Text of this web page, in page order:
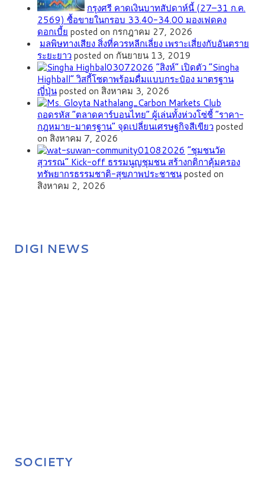
กรุงศรี คาดเงินบาทสัปดาห์นี้ (27–31 ก.ค.
2569) ซื้อขายในกรอบ 33.40-34.00 มองเฟดคง
ดอกเบี้ย posted on กรกฎาคม 27, 2026
มลพิษทางเสียง สิ่งที่ควรหลีกเลี่ยง เพราะเสี่ยงกับอันตราย
ระยะยาวposted on กันยายน 13, 2019
“สิงห์” เปิดตัว “Singha
Highball” วิสกี้โซดาพร้อมดื่มแบบกระป๋อง มาตรฐาน
ญี่ปุ่นposted on สิงหาคม 3, 2026
ถอดรหัส “ตลาดคาร์บอนไทย” ผู้เล่นทั้งห่วงโซ่ชี้ “ราคา-
กฎหมาย-มาตรฐาน” จุดเปลี่ยนเศรษฐกิจสีเขียวposted
on สิงหาคม 7, 2026
”ชุมชนวัด
สุวรรณ” Kick-off ธรรมนูญชุมชน สร้างกติกาคุ้มครอง
ทรัพยากรธรรมชาติ-สุขภาพประชาชนposted on
สิงหาคม 2, 2026
DIGI NEWS
SOCIETY